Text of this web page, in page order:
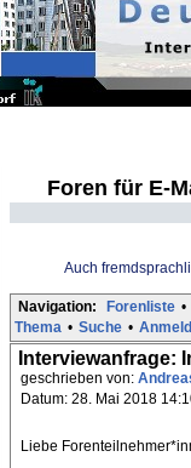
Foren für E-
Auch
Navigation: Forenliste •
Thema • Suche •
Interviewanfrage:
geschrieben von:
Datum: 28. Mai 2018
Liebe